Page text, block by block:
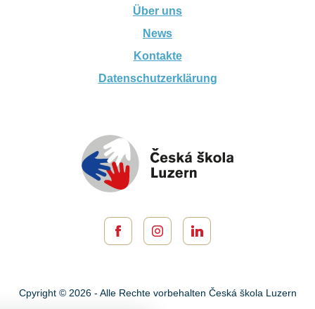
Über uns
News
Kontakte
Datenschutzerklärung
Cpyright © 2026 - Alle Rechte vorbehalten Česká škola Luzern